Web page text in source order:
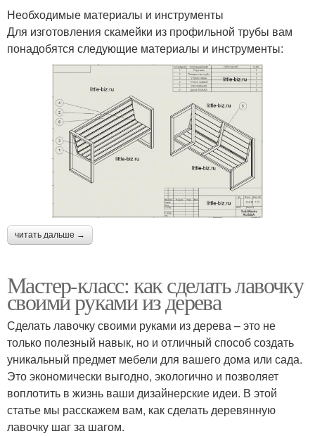
Необходимые материалы и инструменты
Для изготовления скамейки из профильной трубы вам
понадобятся следующие материалы и инструменты:
читать дальше →
Мастер-класс: как сделать лавочку
своими руками из дерева
Сделать лавочку своими руками из дерева – это не
только полезный навык, но и отличный способ создать
уникальный предмет мебели для вашего дома или сада.
Это экономически выгодно, экологично и позволяет
воплотить в жизнь ваши дизайнерские идеи. В этой
статье мы расскажем вам, как сделать деревянную
лавочку шаг за шагом.